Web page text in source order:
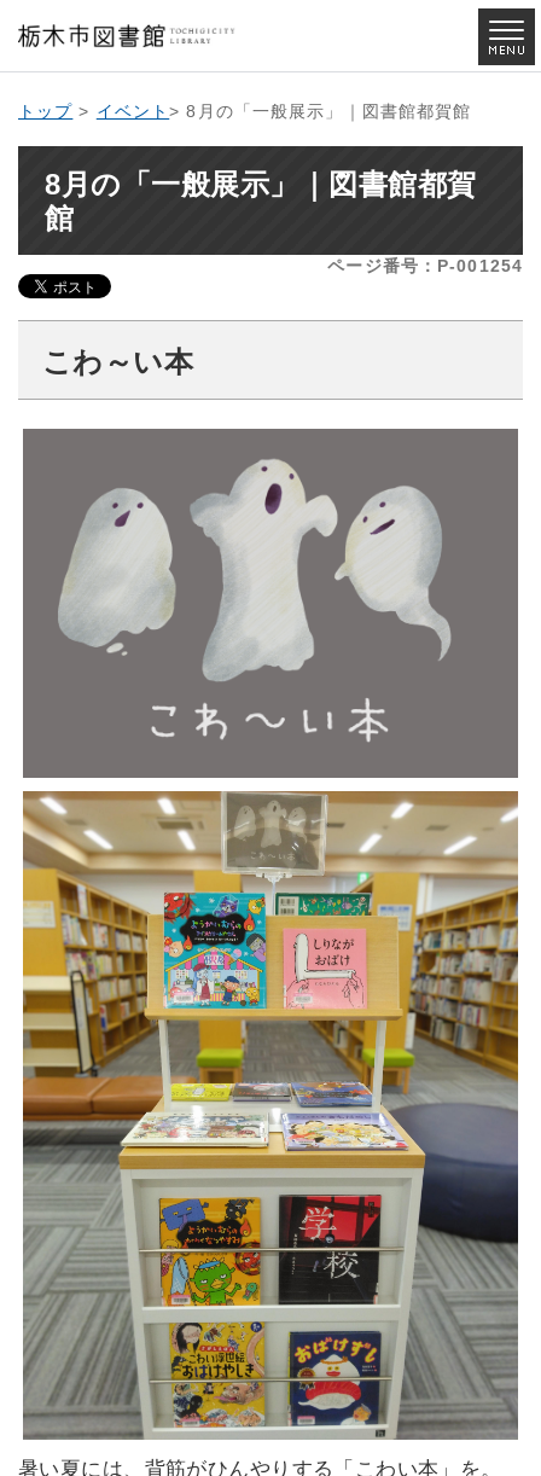
トップ > イベント> 8月の「一般展示」｜図書館都賀館
8月の「一般展示」｜図書館都賀
館
ページ番号：P-001254
こわ～い本
暑い夏には、背筋がひんやりする「こわい本」を。